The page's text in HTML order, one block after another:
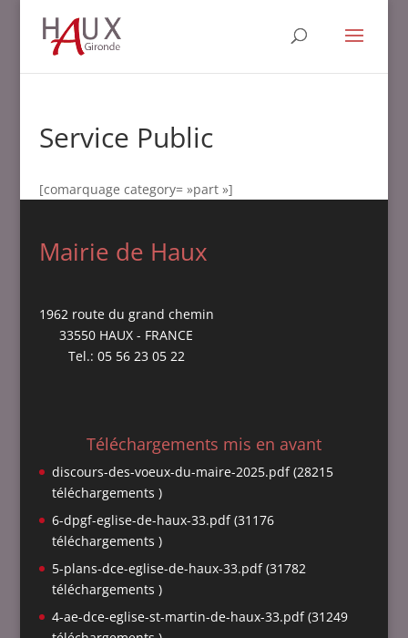
Service Public
[comarquage category= »part »]
Mairie de Haux
1962 route du grand chemin
33550 HAUX - FRANCE
Tel.: 05 56 23 05 22
Téléchargements mis en avant
discours-des-voeux-du-maire-2025.pdf (28215
téléchargements )
6-dpgf-eglise-de-haux-33.pdf (31176
téléchargements )
5-plans-dce-eglise-de-haux-33.pdf (31782
téléchargements )
4-ae-dce-eglise-st-martin-de-haux-33.pdf (31249